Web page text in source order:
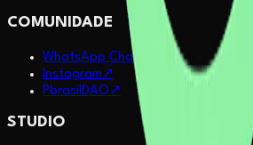
COMUNIDADE
WhatsApp Channel
Instagram ↗
PbrasilDAO ↗
STUDIO